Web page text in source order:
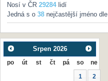
Nosí v ČR 29284lidí
Jedná s o 38nejčastější jméno dle
Srpen 2026
po út st čt pá so ne
1 2